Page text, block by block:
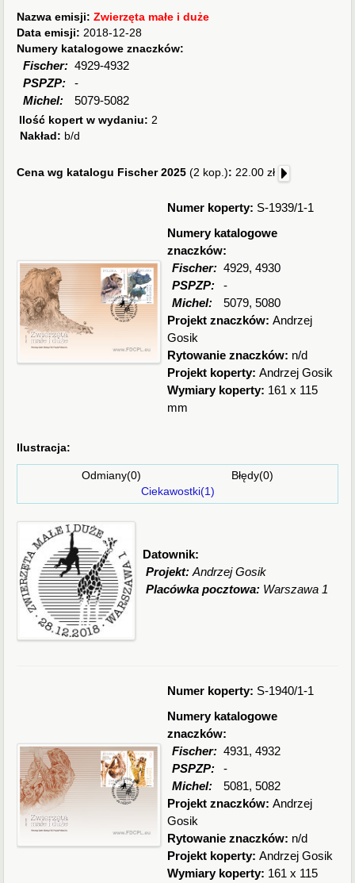
Nazwa emisji:Zwierzęta małe i duże
Data emisji:2018-12-28
Numery katalogowe znaczków:
Fischer: 4929-4932
PSPZP:
-
Michel:
5079-5082
Ilość kopert w wydaniu:2
Nakład: b/d
Cena wg katalogu Fischer 2025(2 kop.): 22.00 zł
Numer koperty: S-1939/1-1
Numery katalogowe
znaczków:
Fischer: 4929, 4930
PSPZP:
-
Michel:
5079, 5080
Projekt znaczków:Andrzej
Gosik
Rytowanie znaczków: n/d
Projekt koperty:Andrzej Gosik
Wymiary koperty: 161 x 115
mm
Ilustracja:
Odmiany(0) Błędy(0)
Ciekawostki(1)
Datownik:
Projekt:Andrzej Gosik
Placówka pocztowa: Warszawa 1
Numer koperty: S-1940/1-1
Numery katalogowe
znaczków:
Fischer: 4931, 4932
PSPZP:
-
Michel:
5081, 5082
Projekt znaczków:Andrzej
Gosik
Rytowanie znaczków: n/d
Projekt koperty:Andrzej Gosik
Wymiary koperty: 161 x 115